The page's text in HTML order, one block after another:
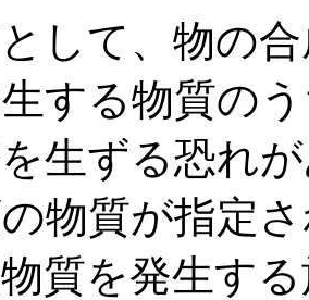
して、物の
する物質の
生ずる恐れ
物質が指定
質を発生す